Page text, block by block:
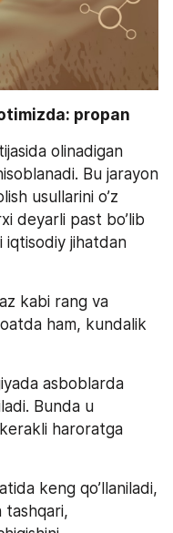
propan
olinadigan
Bu jarayon
usullarini o’z
deyarli past bo’lib
iqtisodiy jihatdan
kabi rang va
ham, kundalik
asboblarda
Bunda u
haroratga
keng qo’llaniladi,
tashqari,